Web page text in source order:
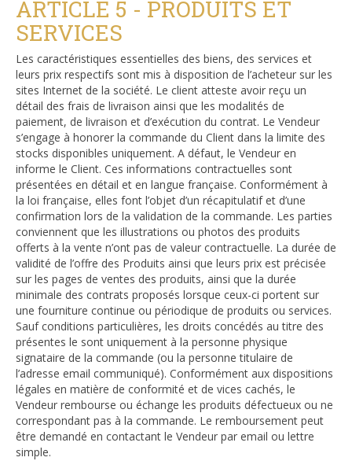
ARTICLE 5 - PRODUITS ET
SERVICES
Les caractéristiques essentielles des biens, des services et
leurs prix respectifs sont mis à disposition de l’acheteur sur les
sites Internet de la société. Le client atteste avoir reçu un
détail des frais de livraison ainsi que les modalités de
paiement, de livraison et d’exécution du contrat. Le Vendeur
s’engage à honorer la commande du Client dans la limite des
stocks disponibles uniquement. A défaut, le Vendeur en
informe le Client. Ces informations contractuelles sont
présentées en détail et en langue française. Conformément à
la loi française, elles font l’objet d’un récapitulatif et d’une
confirmation lors de la validation de la commande. Les parties
conviennent que les illustrations ou photos des produits
offerts à la vente n’ont pas de valeur contractuelle. La durée de
validité de l’offre des Produits ainsi que leurs prix est précisée
sur les pages de ventes des produits, ainsi que la durée
minimale des contrats proposés lorsque ceux-ci portent sur
une fourniture continue ou périodique de produits ou services.
Sauf conditions particulières, les droits concédés au titre des
présentes le sont uniquement à la personne physique
signataire de la commande (ou la personne titulaire de
l’adresse email communiqué). Conformément aux dispositions
légales en matière de conformité et de vices cachés, le
Vendeur rembourse ou échange les produits défectueux ou ne
correspondant pas à la commande. Le remboursement peut
être demandé en contactant le Vendeur par email ou lettre
simple.